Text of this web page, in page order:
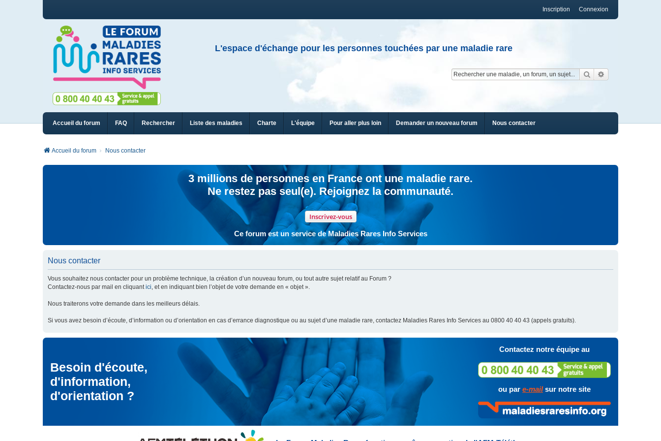
Connexion
Inscription
L'espace d'échange pour les personnes touchées par une maladie rare
Rechercher
Accueil du forum FAQ Rechercher Liste des maladies Charte L'équipe Pour aller plus loin Demander un nouveau forum Nous contacter
Accueil du forum Nous contacter
3 millions de personnes en France ont une maladie rare.
Ne restez pas seul(e). Rejoignez la communauté.
Inscrivez-vous
Ce forum est un service de Maladies Rares Info Services
Nous contacter
Vous souhaitez nous contacter pour un problème technique, la création d’un nouveau forum, ou tout autre sujet relatif au Forum ?
Contactez-nous par mail en cliquantici, et en indiquant bien l’objet de votre demande en « objet ».
Nous traiterons votre demande dans les meilleurs délais.
Si vous avez besoin d’écoute, d’information ou d’orientation en cas d’errance diagnostique ou au sujet d’une maladie rare, contactez Maladies Rares Info Services au 0800 40 40 43 (appels gratuits).
Besoin d'écoute,
d'information,
d'orientation ?
Contactez notre équipe au
ou par e-mailsur notre site